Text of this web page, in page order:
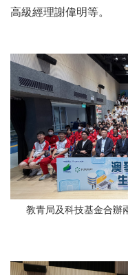
高級經理謝偉明等。
教青局及科技基金合辦